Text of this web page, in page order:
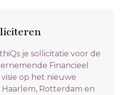
je sollicitatie voor de
Financieel
op het nieuwe
Haarlem, Rotterdam en